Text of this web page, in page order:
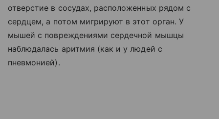
отверстие в сосудах, расположенных рядом с
сердцем, а потом мигрируют в этот орган. У
мышей с повреждениями сердечной мышцы
наблюдалась аритмия (как и у людей с
пневмонией).